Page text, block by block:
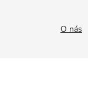
O nás